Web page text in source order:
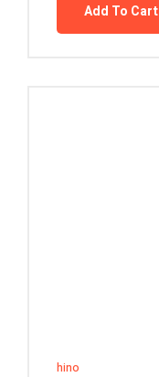
Add To Cart
hino